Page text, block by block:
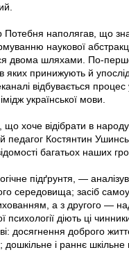
наполягав, що
наукової
двома шляхами. По-
яких принижують й
відбувається процес
української мови.
хоче відібрати в
Костянтин
багатьох наших
підґрунтя, —
середовища; засіб
а з другого —
діють ці
досягнення доброго
і раннє шкільне